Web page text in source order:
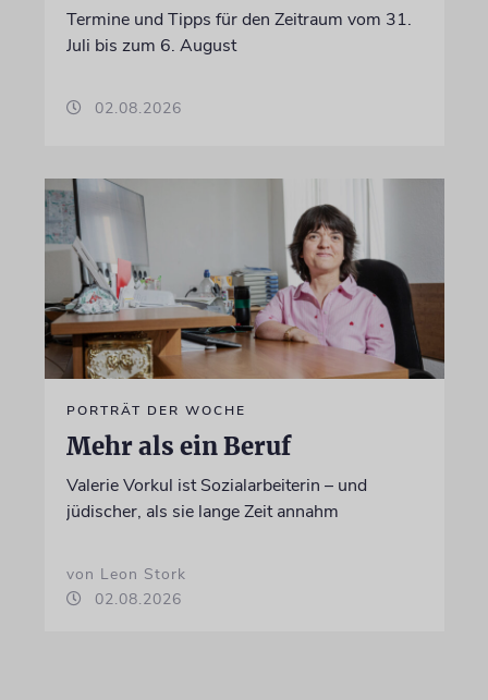
Termine und Tipps für den Zeitraum vom 31.
Juli bis zum 6. August
02.08.2026
PORTRÄT DER WOCHE
Mehr als ein Beruf
Valerie Vorkul ist Sozialarbeiterin – und
jüdischer, als sie lange Zeit annahm
von Leon Stork
02.08.2026